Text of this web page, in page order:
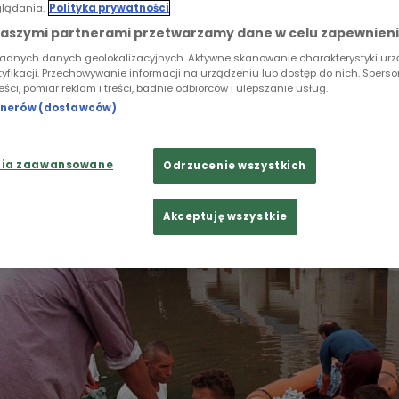
roku nawiedziła południową i zachodnią
Słowację oraz wschodnią Austrię,
strat materialnych. Na terenie Czech, Niemiec i
oszacowano na blisko 4,5 miliarda dolarów
Polityka prywatności
partnerami przetwarzamy dane w celu
danych geolokalizacyjnych. Aktywne skanowanie charakterystyki
Przechowywanie informacji na urządzeniu lub dostęp do nich.
pomiar reklam i treści, badnie odbiorców i ulepszanie usług.
(dostawców)
zaawansowane Odrzucenie wszystkich
Akceptuję wszystkie